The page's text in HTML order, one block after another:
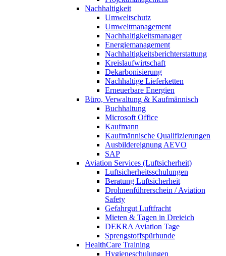
Nachhaltigkeit
Umweltschutz
Umweltmanagement
Nachhaltigkeitsmanager
Energiemanagement
Nachhaltigkeitsberichterstattung
Kreislaufwirtschaft
Dekarbonisierung
Nachhaltige Lieferketten
Erneuerbare Energien
Büro, Verwaltung & Kaufmännisch
Buchhaltung
Microsoft Office
Kaufmann
Kaufmännische Qualifizierungen
Ausbildereignung AEVO
SAP
Aviation Services (Luftsicherheit)
Luftsicherheitsschulungen
Beratung Luftsicherheit
Drohnenführerschein / Aviation
Safety
Gefahrgut Luftfracht
Mieten & Tagen in Dreieich
DEKRA Aviation Tage
Sprengstoffspürhunde
HealthCare Training
Hygieneschulungen